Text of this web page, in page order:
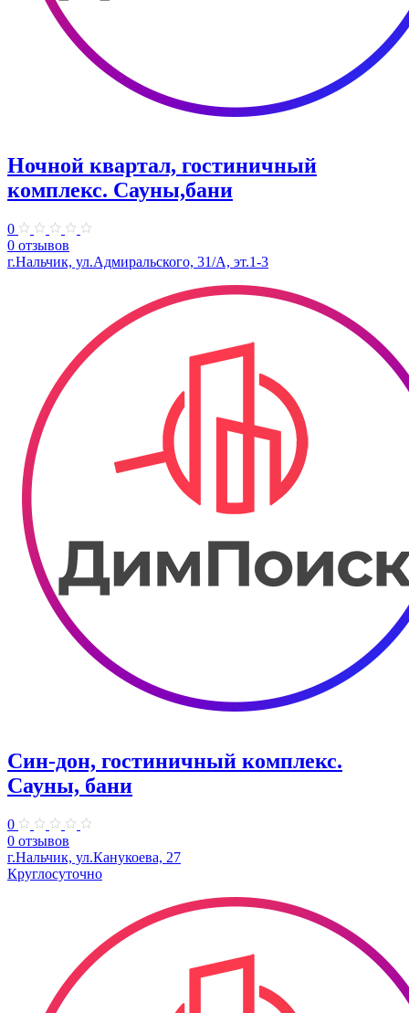
Ночной квартал, гостиничный
комплекс. Сауны,бани
0
0 отзывов
г.Нальчик, ул.​Адмиральского, 31/А​, эт.1-3
Син-дон, гостиничный комплекс.
Сауны, бани
0
0 отзывов
г.Нальчик, ул.Канукоева, 27​
Круглосуточно